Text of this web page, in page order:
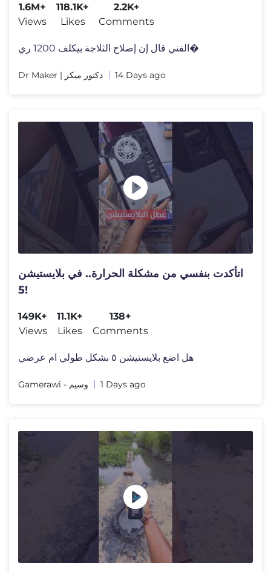
1.6M+
Views
118.1K+
Likes
2.2K+
Comments
الفني قال إن إصلاح الثلاجة بيكلف 1200 ري�
Dr Maker | دكتور ميكر 14 Days ago
اتأكدت بنفسي من مشكلة الحرارة.. في بلايستيشن
5!
149K+
Views
11.1K+
Likes
138+
Comments
هل اضع بلايستيشن ٥ بشكل طولي ام عرضي
Gamerawi - وسيم 1 Days ago